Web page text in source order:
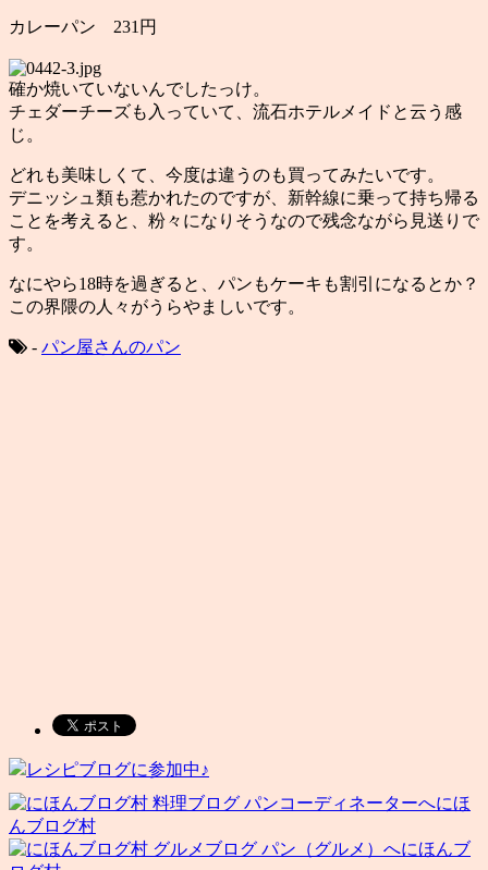
カレーパン 231円
確か焼いていないんでしたっけ。
チェダーチーズも入っていて、流石ホテルメイドと云う感
じ。
どれも美味しくて、今度は違うのも買ってみたいです。
デニッシュ類も惹かれたのですが、新幹線に乗って持ち帰る
ことを考えると、粉々になりそうなので残念ながら見送りで
す。
なにやら18時を過ぎると、パンもケーキも割引になるとか？
この界隈の人々がうらやましいです。
- パン屋さんのパン
レシピブログに参加中♪
にほ
んブログ村
にほんブ